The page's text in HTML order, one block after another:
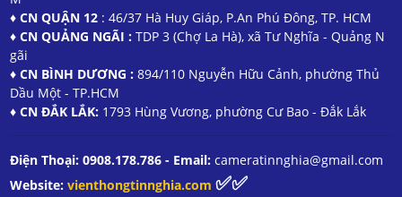
♦ CN QUẬN 12 : 46/37 Hà Huy Giáp, P.An Phú Đông, TP. HCM
♦ CN QUẢNG NGÃI : TDP 3 (Chợ La Hà), xã Tư Nghĩa - Quảng N
gãi
♦ CN BÌNH DƯƠNG : 894/110 Nguyễn Hữu Cảnh, phường Thủ
Dầu Một - TP.HCM
♦ CN ĐẮK LẮK: 1793 Hùng Vương, phường Cư Bao - Đắk Lắk
Điện Thoại: 0908.178.786 - Email:cameratinnghia@gmail.com
Website: vienthongtinnghia.com ✅✅